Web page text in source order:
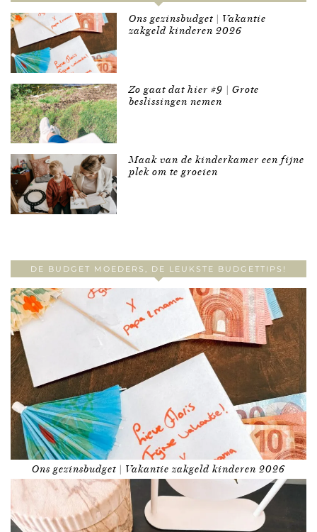
Ons gezinsbudget | Vakantie
zakgeld kinderen 2026
Zo gaat dat hier #9 | Grote
beslissingen nemen
Maak van de kinderkamer een fijne
plek om te groeien
DE BUDGET MOEDERS, DE LEUKSTE BUDGETTIPS!
Ons gezinsbudget | Vakantie zakgeld kinderen 2026